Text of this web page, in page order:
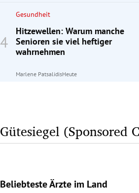
Gesundheit
Hitzewellen: Warum manche
Senioren sie viel heftiger
wahrnehmen
Marlene PatsalidisHeute
Gütesiegel (Sponsored
Beliebteste Ärzte im Land
Slide 1 von 1